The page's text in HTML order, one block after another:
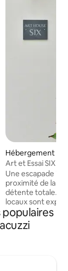
sur la
Hébergement ⋅
ver
Art et Essai SIX
Une escapade
proximité de la
détente totale. Les œuvres d'artistes
locaux sont
maison, créant
chaleureuse et boutique.
magnifique